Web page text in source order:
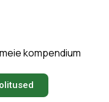
kompendium